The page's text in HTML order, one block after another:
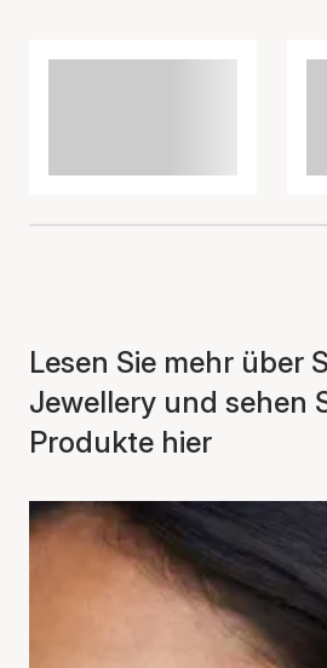
Lesen Sie mehr über
Jewellery und sehen
Produkte hier